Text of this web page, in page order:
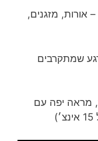
אורות, מזגנים,
שמתקרבים
מראה יפה עם